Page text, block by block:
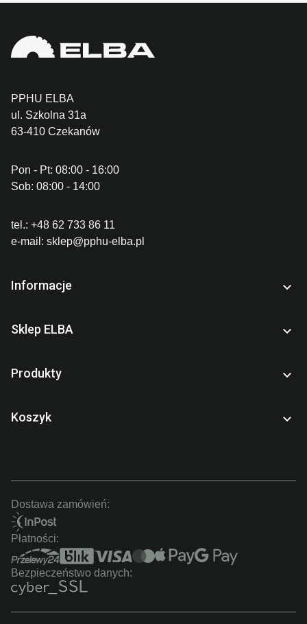
PPHU ELBA
ul. Szkolna 31a
63-410 Czekanów
Pon - Pt: 08:00 - 16:00
Sob: 08:00 - 14:00
tel.: +48 62 733 86 11
e-mail: sklep@pphu-elba.pl
Informacje 
Sklep ELBA 
Produkty 
Koszyk 
Dostawa zamówień:
Płatności:
Bezpieczeństwo danych: